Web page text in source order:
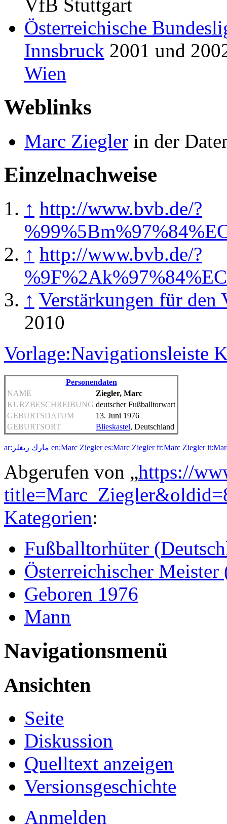
VfB Stuttgart
Österreichische
Innsbruck 2001 und
Wien
Weblinks
Marc Ziegler in der
Einzelnachweise
↑ http://www.bvb.de/?
↑ http://www.bvb.de/?
↑ Verstärkungen für den
2010
Vorlage:Navigationsleiste
Personendaten
NAME
Ziegler, Marc
KURZBESCHREIBUNG deutscher Fußballtorwart
GEBURTSDATUM
13. Juni 1976
GEBURTSORT
Blieskastel, Deutschland
ar:مارك زيغلر en:Marc Ziegler es:Marc Ziegler fr:Marc Ziegler
Abgerufen von „https://
Kategorien:
Fußballtorhüter
Österreichischer
Geboren 1976
Mann
Navigationsmenü
Ansichten
Seite
Diskussion
Quelltext anzeigen
Versionsgeschichte
Anmelden